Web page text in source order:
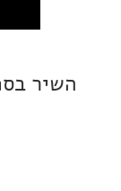
בספוטיפיי: